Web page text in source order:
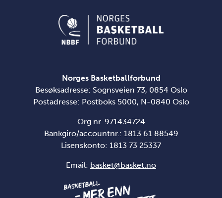
Norges Basketballforbund
Besøksadresse: Sognsveien 73, 0854 Oslo
Postadresse: Postboks 5000, N-0840 Oslo
Org.nr. 971434724
Bankgiro/accountnr.: 1813 61 88549
Lisenskonto: 1813 73 25337
Email: basket@basket.no